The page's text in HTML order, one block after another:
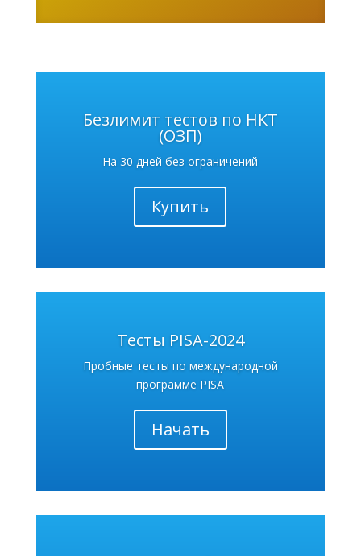
Безлимит тестов по НКТ
(ОЗП)
На 30 дней без ограничений
Купить
Тесты PISA-2024
Пробные тесты по международной
программе PISA
Начать